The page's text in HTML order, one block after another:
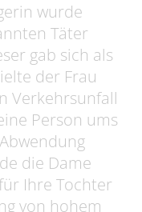
wurde
Täter
gab sich als
der Frau
Verkehrsunfall
Person ums
die Dame
Ihre Tochter
von hohem